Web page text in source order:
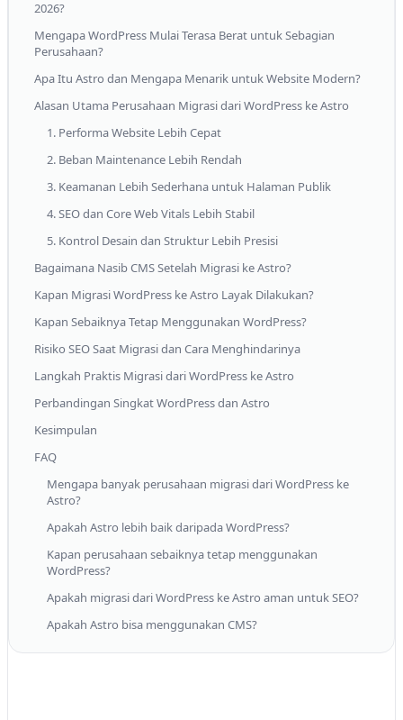
2026?
Mengapa WordPress Mulai Terasa Berat untuk Sebagian
Perusahaan?
Apa Itu Astro dan Mengapa Menarik untuk Website Modern?
Alasan Utama Perusahaan Migrasi dari WordPress ke Astro
1. Performa Website Lebih Cepat
2. Beban Maintenance Lebih Rendah
3. Keamanan Lebih Sederhana untuk Halaman Publik
4. SEO dan Core Web Vitals Lebih Stabil
5. Kontrol Desain dan Struktur Lebih Presisi
Bagaimana Nasib CMS Setelah Migrasi ke Astro?
Kapan Migrasi WordPress ke Astro Layak Dilakukan?
Kapan Sebaiknya Tetap Menggunakan WordPress?
Risiko SEO Saat Migrasi dan Cara Menghindarinya
Langkah Praktis Migrasi dari WordPress ke Astro
Perbandingan Singkat WordPress dan Astro
Kesimpulan
FAQ
Mengapa banyak perusahaan migrasi dari WordPress ke
Astro?
Apakah Astro lebih baik daripada WordPress?
Kapan perusahaan sebaiknya tetap menggunakan
WordPress?
Apakah migrasi dari WordPress ke Astro aman untuk SEO?
Apakah Astro bisa menggunakan CMS?